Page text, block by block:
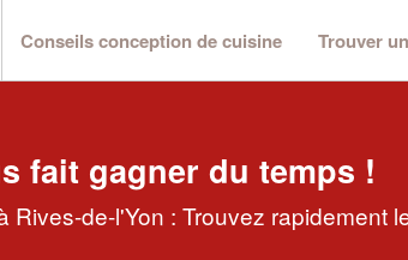
Conseils conception de cuisine Trouver
fait gagner du temps !
Rives-de-l'Yon : Trouvez rapidement